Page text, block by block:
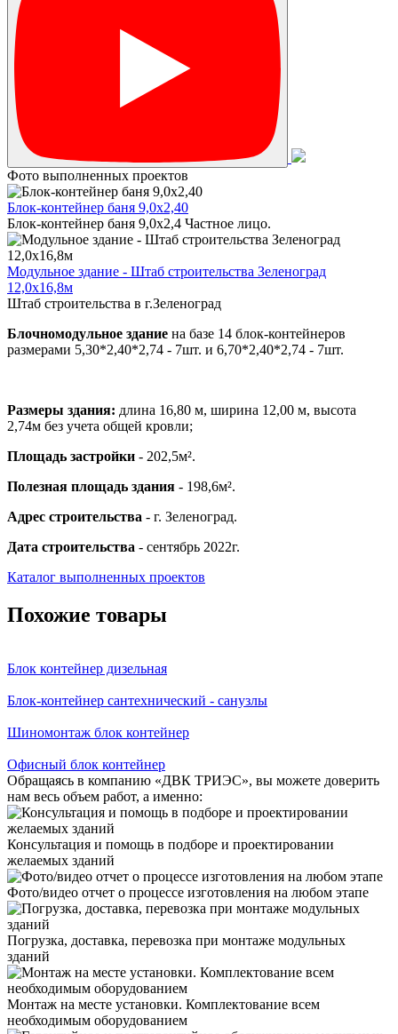
Фото выполненных проектов
Блок-контейнер баня 9,0х2,40
Блок-контейнер баня 9,0х2,4 Частное лицо.
Модульное здание - Штаб строительства Зеленоград
12,0х16,8м
Штаб строительства в г.Зеленоград
Блочномодульное здание на базе 14 блок-контейнеров
размерами 5,30*2,40*2,74 - 7шт. и 6,70*2,40*2,74 - 7шт.
Размеры здания: длина 16,80 м, ширина 12,00 м, высота
2,74м без учета общей кровли;
Площадь застройки - 202,5м².
Полезная площадь здания - 198,6м².
Адрес строительства - г. Зеленоград.
Дата строительства - сентябрь 2022г.
Каталог выполненных проектов
Похожие товары
Блок контейнер дизельная
Блок-контейнер сантехнический - санузлы
Шиномонтаж блок контейнер
Офисный блок контейнер
Обращаясь в компанию «ДВК ТРИЭС», вы можете доверить
нам весь объем работ, а именно:
Консультация и помощь в подборе и проектировании
желаемых зданий
Фото/видео отчет о процессе изготовления на любом этапе
Погрузка, доставка, перевозка при монтаже модульных
зданий
Монтаж на месте установки. Комплектование всем
необходимым оборудованием